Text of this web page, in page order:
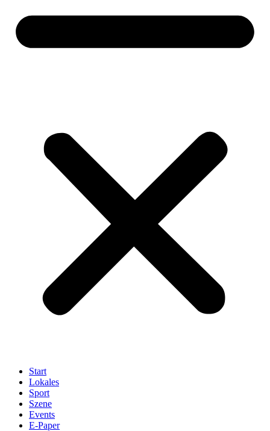
Start
Lokales
Sport
Szene
Events
E-Paper